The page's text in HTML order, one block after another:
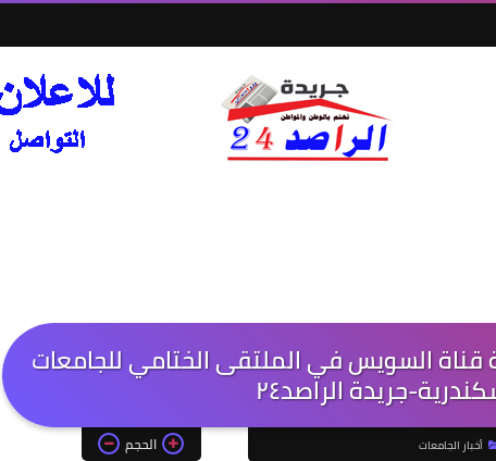
السويس في الملتقى الختامي للجامعات
جريدة الراصد٢٤
أخبار الجامعات الحجم